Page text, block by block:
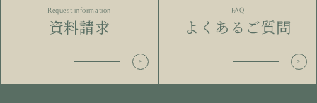
Request information
資料請求
FAQ
よくあるご質問